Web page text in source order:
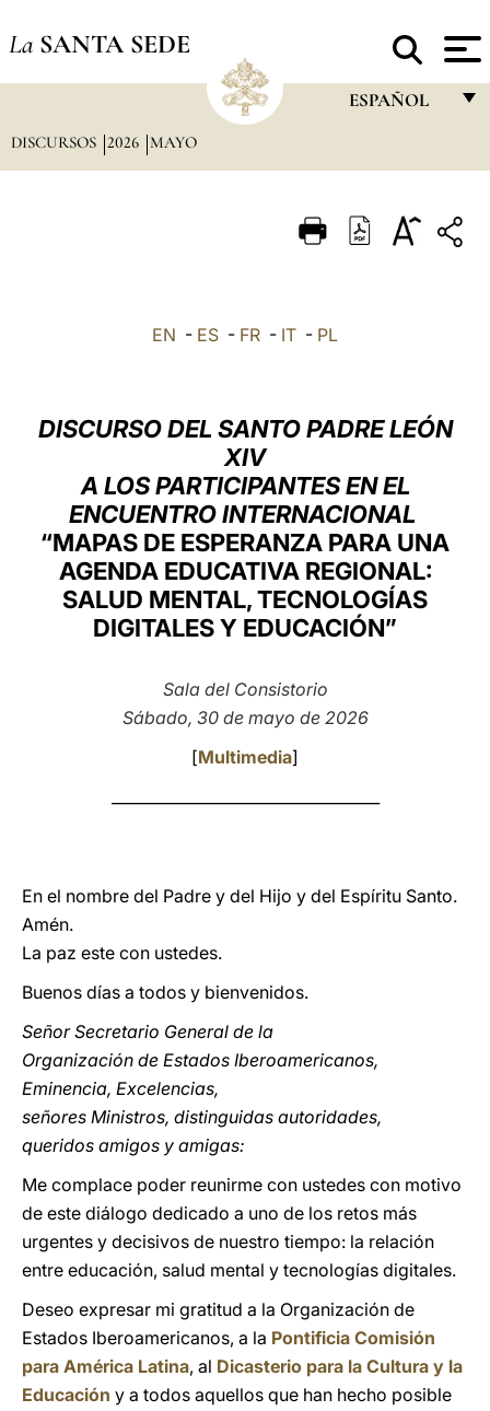
La SANTA SEDE
ESPAÑOL
ITALIANO
العربيّة
中文
LATINE
DISCURSOS 2026 MAYO
EN - ES - FR - IT - PL
DISCURSO DEL SANTO PADRE LEÓN
XIV
A LOS PARTICIPANTES EN EL
ENCUENTRO INTERNACIONAL
“MAPAS DE ESPERANZA PARA UNA
AGENDA EDUCATIVA REGIONAL:
SALUD MENTAL, TECNOLOGÍAS
DIGITALES Y EDUCACIÓN”
Sala del Consistorio
Sábado, 30 de mayo de 2026
[Multimedia]
En el nombre del Padre y del Hijo y del Espíritu Santo.
Amén.
La paz este con ustedes.
Buenos días a todos y bienvenidos.
Señor Secretario General de la
Organización de Estados Iberoamericanos,
Eminencia, Excelencias,
señores Ministros, distinguidas autoridades,
queridos amigos y amigas:
Me complace poder reunirme con ustedes con motivo
de este diálogo dedicado a uno de los retos más
urgentes y decisivos de nuestro tiempo: la relación
entre educación, salud mental y tecnologías digitales.
Deseo expresar mi gratitud a la Organización de
Estados Iberoamericanos, a la Pontificia Comisión
para América Latina, al Dicasterio para la Cultura y la
Educación y a todos aquellos que han hecho posible